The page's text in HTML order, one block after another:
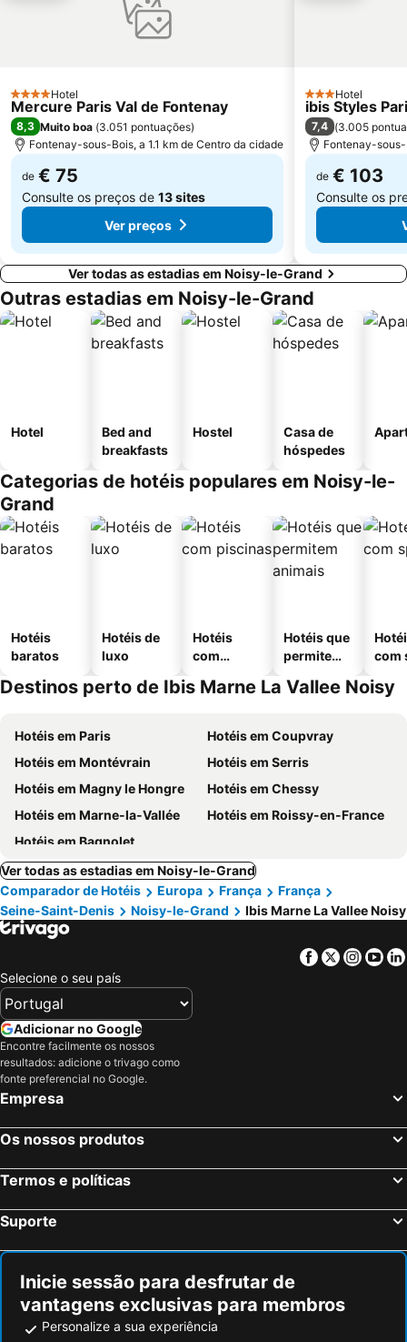
St-Germain-des-Prés
12th district Reuilly
Parc des Princes
Moulin Rouge
Gare de Neuilly - Porte Maillot Metro Station
4 Estrelas
Hotel
Mercure Paris Val de Fontenay
8,3 Muito boa (3.051 pontuações)
Fontenay-sous-Bois, a 1.1 km de Centro da cidade
de € 75
Consulte os preços de 13 sites
Ver preços
3 Estrelas
Hotel
ibis Styles
7,4 (3.005
Fontenay-
de € 103
Consulte os
Ver todas as estadias em Noisy-le-Grand
Outras estadias em Noisy-le-Grand
Hotel
Bed and
breakfasts
Hostel
Casa de
hóspedes
Categorias de hotéis populares em Noisy-le-
Grand
Hotéis
baratos
Hotéis de
luxo
Hotéis
com
Hotéis que
permitem
com
Destinos perto de Ibis Marne La Vallee Noisy
Hotéis em Paris
Hotéis em Coupvray
Hotéis em Montévrain
Hotéis em Serris
Hotéis em Magny le Hongre
Hotéis em Chessy
Hotéis em Marne-la-Vallée
Hotéis em Roissy-en-France
Hotéis em Bagnolet
Ver todas as estadias em Noisy-le-Grand
Comparador de Hotéis
Europa França
França
Seine-Saint-Denis
Noisy-le-Grand Ibis Marne La Vallee Noisy
Facebook
Twitter
Selecione o seu país
Adicionar no Google
Encontre facilmente os nossos
resultados: adicione o trivago como
fonte preferencial no Google.
Empresa
Os nossos produtos
Termos e políticas
Suporte
Inicie sessão para desfrutar de
vantagens exclusivas para membros
Personalize a sua experiência